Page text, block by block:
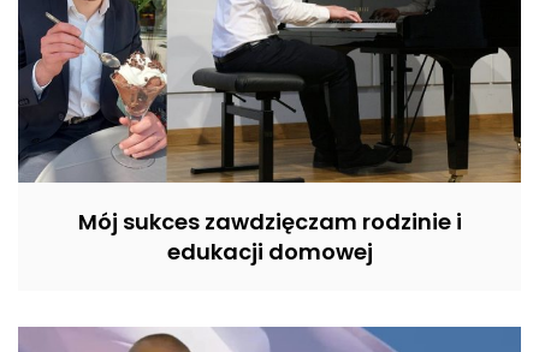
Mój sukces zawdzięczam rodzinie i
edukacji domowej